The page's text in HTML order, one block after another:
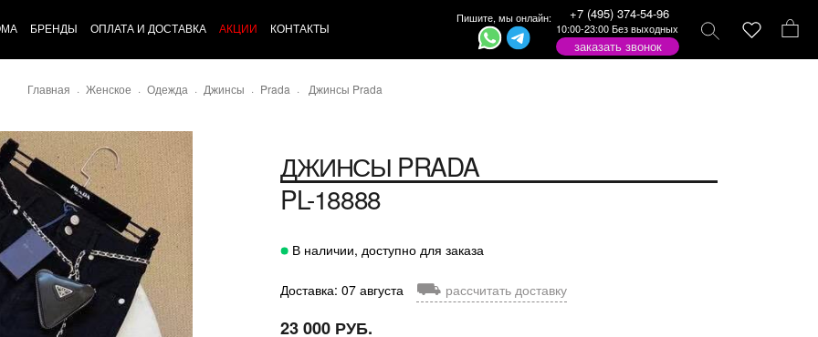
БРЕНДЫ ОПЛАТА И ДОСТАВКА АКЦИИ КОНТАКТЫ
Пишите, мы онлайн: +7 (495) 374-54-96
10:00-23:00 Без выходных
заказать звонок
Главная Женское Одежда Джинсы Prada Джинсы Prada
ДЖИНСЫ PRADA
PL-18888
В наличии, доступно для заказа
Доставка: 07 августа ⛟ рассчитать доставку
23 000 РУБ.